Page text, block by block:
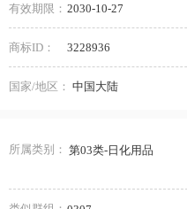
有效期限： 2030-10-27
商标ID： 3228936
国家/地区： 中国大陆
所属类别： 第03类-日化用品